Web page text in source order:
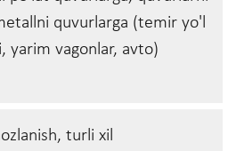
quvurlarga (temir yo'l
yarim vagonlar, avto)
turli xil